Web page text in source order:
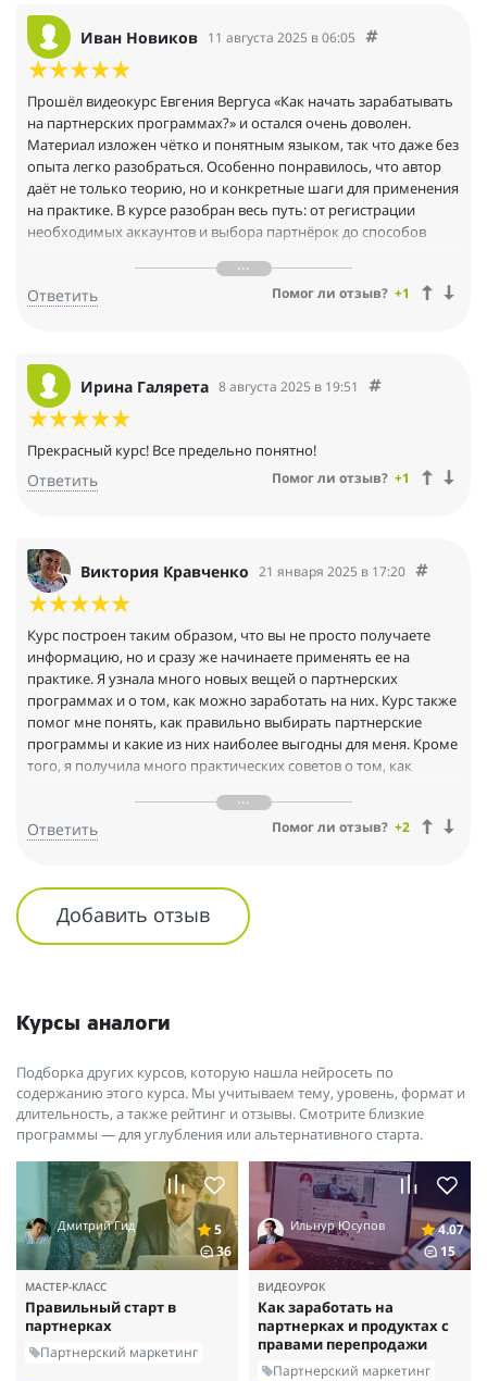
Иван Новиков 11 августа 2025 в 06:05
Прошёл видеокурс Евгения Вергуса «Как начать зарабатывать
на партнерских программах?» и остался очень доволен.
Материал изложен чётко и понятным языком, так что даже без
опыта легко разобраться. Особенно понравилось, что автор
даёт не только теорию, но и конкретные шаги для применения
на практике. В курсе разобран весь путь: от регистрации
необходимых аккаунтов и выбора партнёрок до способов
особенно ценными были советы по поиску целевой аудитории
и критериям выбора выгодных программ. Понимаю, что
Рекомендую всем, кто хочет освоить партнёрский маркетинг.
Ответить Помог ли отзыв? +1
Ирина Галярета 8 августа 2025 в 19:51
Прекрасный курс! Все предельно понятно!
Ответить Помог ли отзыв? +1
Виктория Кравченко 21 января 2025 в 17:20
Курс построен таким образом, что вы не просто получаете
информацию, но и сразу же начинаете применять ее на
практике. Я узнала много новых вещей о партнерских
программах и о том, как можно заработать на них. Курс также
помог мне понять, как правильно выбирать партнерские
программы и какие из них наиболее выгодны для меня. Кроме
того, я получила много практических советов о том, как
клиентов. В целом, я очень довольна этим курсом и
рекомендую его всем, кто хочет начать зарабатывать на
Ответить Помог ли отзыв? +2
Добавить отзыв
Курсы аналоги
Подборка других курсов, которую нашла нейросеть по
содержанию этого курса. Мы учитываем тему, уровень, формат и
длительность, а также рейтинг и отзывы. Смотрите близкие
программы — для углубления или альтернативного старта.
Дмитрий Гид
5
36
МАСТЕР-КЛАСС
Правильный старт в
партнерках
Партнерский маркетинг
Ильнур Юсупов
4.07
15
ВИДЕОУРОК
Как заработать на
партнерках и продуктах с
правами перепродажи
Партнерский маркетинг